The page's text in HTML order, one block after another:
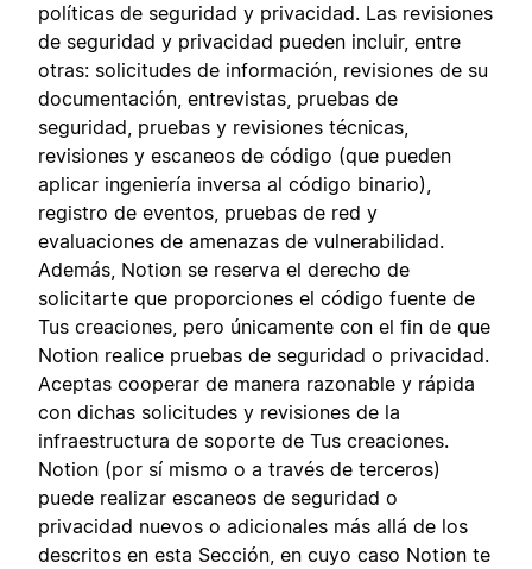
políticas de seguridad y privacidad. Las revisiones
de seguridad y privacidad pueden incluir, entre
otras: solicitudes de información, revisiones de su
documentación, entrevistas, pruebas de
seguridad, pruebas y revisiones técnicas,
revisiones y escaneos de código (que pueden
aplicar ingeniería inversa al código binario),
registro de eventos, pruebas de red y
evaluaciones de amenazas de vulnerabilidad.
Además, Notion se reserva el derecho de
solicitarte que proporciones el código fuente de
Tus creaciones, pero únicamente con el fin de que
Notion realice pruebas de seguridad o privacidad.
Aceptas cooperar de manera razonable y rápida
con dichas solicitudes y revisiones de la
infraestructura de soporte de Tus creaciones.
Notion (por sí mismo o a través de terceros)
puede realizar escaneos de seguridad o
privacidad nuevos o adicionales más allá de los
descritos en esta Sección, en cuyo caso Notion te